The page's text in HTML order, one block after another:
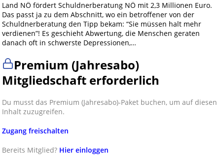
Land NÖ fördert Schuldnerberatung NÖ mit 2,3 Millionen Euro.
Das passt ja zu dem Abschnitt, wo ein betroffener von der
Schuldnerberatung den Tipp bekam: “Sie müssen halt mehr
verdienen”! Es geschieht Abwertung, die Menschen geraten
danach oft in schwerste Depressionen,…
Premium (Jahresabo)
Mitgliedschaft erforderlich
Du musst das Premium (Jahresabo)-Paket buchen, um auf diesen
Inhalt zuzugreifen.
Zugang freischalten
Bereits Mitglied? Hier einloggen